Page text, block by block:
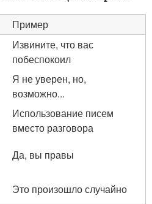
Пример
Извините, что вас
побеспокоил
Я не уверен, но,
возможно...
Использование писем
вместо разговора
Да, вы правы
Это произошло случайно